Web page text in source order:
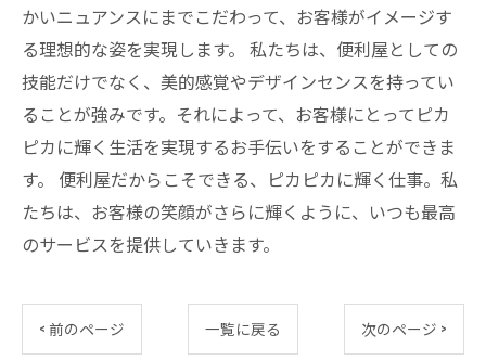
かいニュアンスにまでこだわって、お客様がイメージす
る理想的な姿を実現します。 私たちは、便利屋としての
技能だけでなく、美的感覚やデザインセンスを持ってい
ることが強みです。それによって、お客様にとってピカ
ピカに輝く生活を実現するお手伝いをすることができま
す。 便利屋だからこそできる、ピカピカに輝く仕事。私
たちは、お客様の笑顔がさらに輝くように、いつも最高
のサービスを提供していきます。
< 前のページ 一覧に戻る 次のページ >